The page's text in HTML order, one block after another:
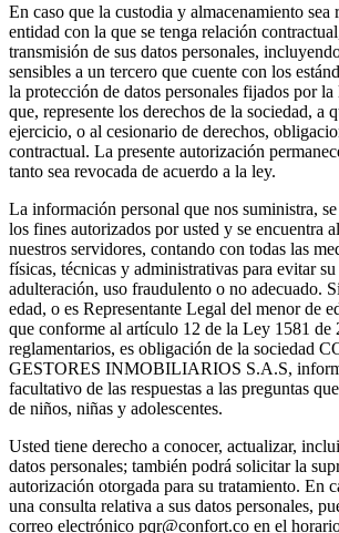
En caso que la custodia y almacenamiento sea
entidad con la que se tenga relación
transmisión de sus datos personales,
sensibles a un tercero que cuente con los
la protección de datos personales fijados por
que, represente los derechos de la sociedad, a
ejercicio, o al cesionario de derechos,
contractual. La presente autorización
tanto sea revocada de acuerdo a la ley.
La información personal que nos suministra,
los fines autorizados por usted y se encuentra
nuestros servidores, contando con todas las
físicas, técnicas y administrativas para evitar
adulteración, uso fraudulento o no adecuado.
edad, o es Representante Legal del menor de
que conforme al artículo 12 de la Ley 1581 de
reglamentarios, es obligación de la sociedad
GESTORES INMOBILIARIOS S.A.S,
facultativo de las respuestas a las preguntas
de niños, niñas y adolescentes.
Usted tiene derecho a conocer, actualizar,
datos personales; también podrá solicitar la
autorización otorgada para su tratamiento. En
una consulta relativa a sus datos personales,
correo electrónico pqr@confort.co en el